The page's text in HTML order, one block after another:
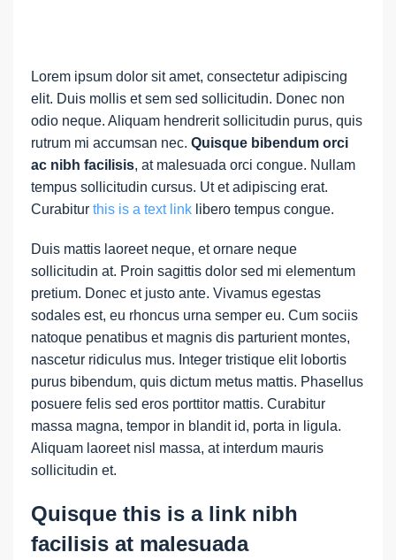
Lorem ipsum dolor sit amet, consectetur adipiscing
elit. Duis mollis et sem sed sollicitudin. Donec non
odio neque. Aliquam hendrerit sollicitudin purus, quis
rutrum mi accumsan nec. Quisque bibendum orci
ac nibh facilisis, at malesuada orci congue. Nullam
tempus sollicitudin cursus. Ut et adipiscing erat.
Curabitur this is a text link libero tempus congue.
Duis mattis laoreet neque, et ornare neque
sollicitudin at. Proin sagittis dolor sed mi elementum
pretium. Donec et justo ante. Vivamus egestas
sodales est, eu rhoncus urna semper eu. Cum sociis
natoque penatibus et magnis dis parturient montes,
nascetur ridiculus mus. Integer tristique elit lobortis
purus bibendum, quis dictum metus mattis. Phasellus
posuere felis sed eros porttitor mattis. Curabitur
massa magna, tempor in blandit id, porta in ligula.
Aliquam laoreet nisl massa, at interdum mauris
sollicitudin et.
Quisque this is a link nibh
facilisis at malesuada